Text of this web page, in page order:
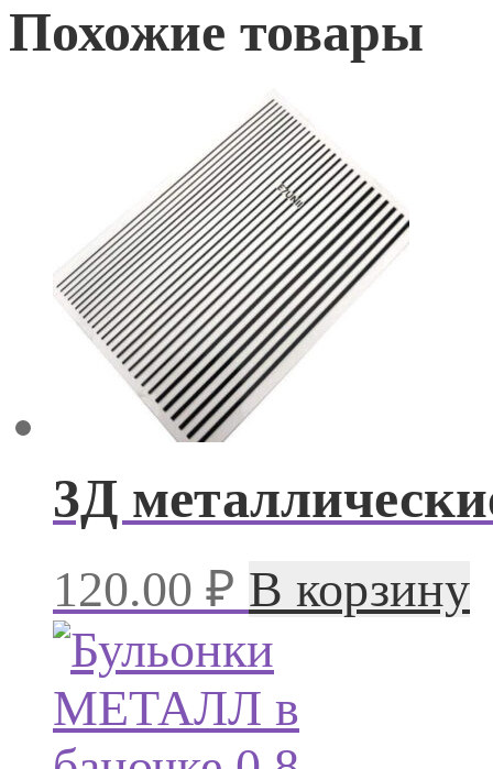
Похожие товары
3Д
120.00 ₽ В корзину